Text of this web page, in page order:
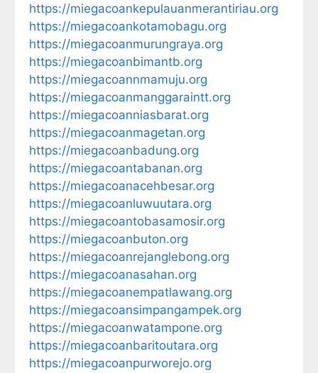
https://miegacoankepulauanmerantiriau.org
https://miegacoankotamobagu.org
https://miegacoanmurungraya.org
https://miegacoanbimantb.org
https://miegacoannmamuju.org
https://miegacoanmanggaraintt.org
https://miegacoanniasbarat.org
https://miegacoanmagetan.org
https://miegacoanbadung.org
https://miegacoantabanan.org
https://miegacoanacehbesar.org
https://miegacoanluwuutara.org
https://miegacoantobasamosir.org
https://miegacoanbuton.org
https://miegacoanrejanglebong.org
https://miegacoanasahan.org
https://miegacoanempatlawang.org
https://miegacoansimpangampek.org
https://miegacoanwatampone.org
https://miegacoanbaritoutara.org
https://miegacoanpurworejo.org